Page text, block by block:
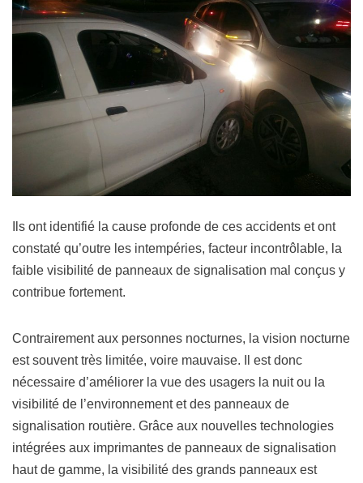
Ils ont identifié la cause profonde de ces accidents et ont
constaté qu’outre les intempéries, facteur incontrôlable, la
faible visibilité de panneaux de signalisation mal conçus y
contribue fortement.
Contrairement aux personnes nocturnes, la vision nocturne
est souvent très limitée, voire mauvaise. Il est donc
nécessaire d’améliorer la vue des usagers la nuit ou la
visibilité de l’environnement et des panneaux de
signalisation routière. Grâce aux nouvelles technologies
intégrées aux imprimantes de panneaux de signalisation
haut de gamme, la visibilité des grands panneaux est